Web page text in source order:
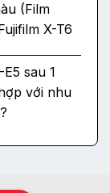
(Film
X-T6
sau 1
với nhu